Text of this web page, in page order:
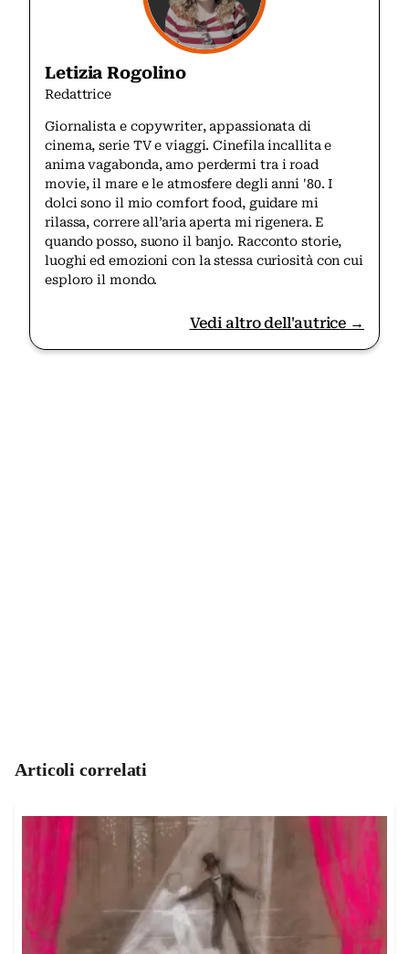
Letizia Rogolino
Redattrice
Giornalista e copywriter, appassionata di
cinema, serie TV e viaggi. Cinefila incallita e
anima vagabonda, amo perdermi tra i road
movie, il mare e le atmosfere degli anni '80. I
dolci sono il mio comfort food, guidare mi
rilassa, correre all’aria aperta mi rigenera. E
quando posso, suono il banjo. Racconto storie,
luoghi ed emozioni con la stessa curiosità con cui
esploro il mondo.
Vedi altro dell'autrice →
Articoli correlati